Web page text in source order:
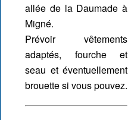
allée de la Daumade à
Migné.
Prévoir vêtements
adaptés, fourche et
seau et éventuellement
brouette si vous pouvez.